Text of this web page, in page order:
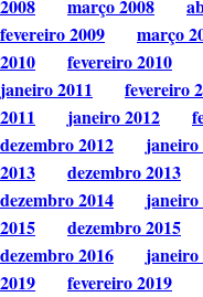
2008
março 2008
fevereiro 2009
março
2010
fevereiro 2010
janeiro 2011
fevereiro
2011
janeiro 2012
dezembro 2012
janeiro
2013
dezembro 2013
dezembro 2014
janeiro
2015
dezembro 2015
dezembro 2016
janeiro
2019
fevereiro 2019